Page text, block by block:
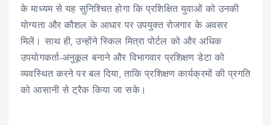
के माध्यम से यह सुनिश्चित होगा कि प्रशिक्षित युवाओं को उनकी
योग्यता और कौशल के आधार पर उपयुक्त रोजगार के अवसर
मिलें। साथ ही, उन्होंने स्किल मित्रा पोर्टल को और अधिक
उपयोगकर्ता-अनुकूल बनाने और विभागवार प्रशिक्षण डेटा को
व्यवस्थित करने पर बल दिया, ताकि प्रशिक्षण कार्यक्रमों की प्रगति
को आसानी से ट्रैक किया जा सके।